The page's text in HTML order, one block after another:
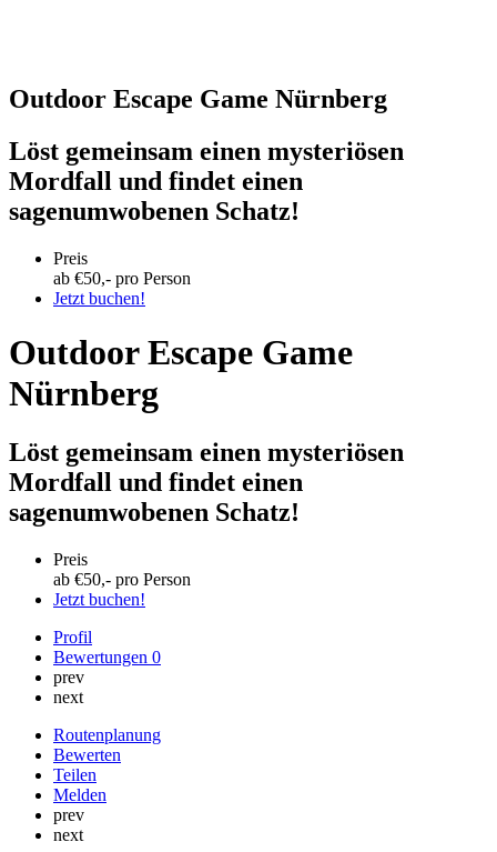
Outdoor Escape Game Nürnberg
Löst gemeinsam einen mysteriösen
Mordfall und findet einen
sagenumwobenen Schatz!
Preis
ab €50,- pro Person
Jetzt buchen!
Outdoor Escape Game
Nürnberg
Löst gemeinsam einen mysteriösen
Mordfall und findet einen
sagenumwobenen Schatz!
Preis
ab €50,- pro Person
Jetzt buchen!
Profil
Bewertungen 0
prev
next
Routenplanung
Bewerten
Teilen
Melden
prev
next